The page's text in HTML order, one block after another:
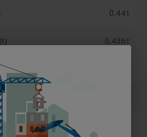
0,44 t
0,436 t
(m)